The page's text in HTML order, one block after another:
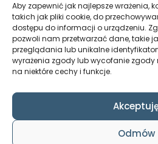
Aby zapewnić jak najlepsze wrażenia,
takich jak pliki cookie, do
dostępu do informacji o urządzeniu.
pozwoli nam przetwarzać dane, takie
przeglądania lub unikalne
wyrażenia zgody lub wycofanie zgody
na niektóre cechy i funkcje.
Odmów
METODY
COPYRIGHT © 2024 by
WIECZOREK / ALL